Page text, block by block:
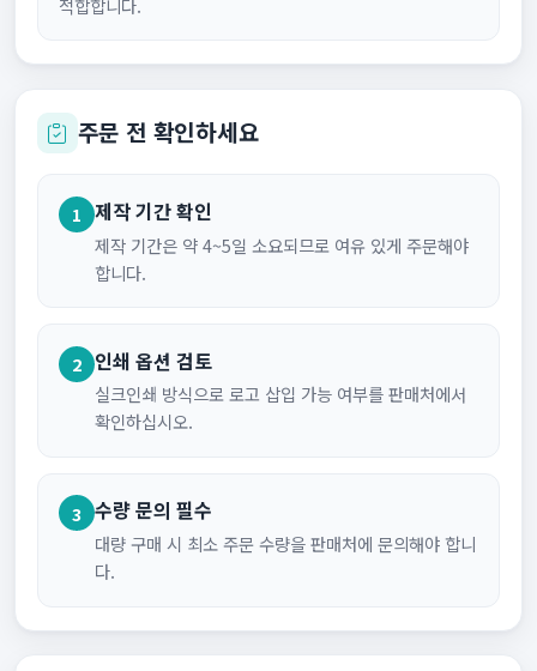
주문 전 확인하세요
1 제작 기간 확인
제작 기간은 약 4~5일 소요되므로 여유 있게 주문해야
합니다.
2 인쇄 옵션 검토
실크인쇄 방식으로 로고 삽입 가능 여부를 판매처에서
확인하십시오.
3 수량 문의 필수
대량 구매 시 최소 주문 수량을 판매처에 문의해야 합니
다.